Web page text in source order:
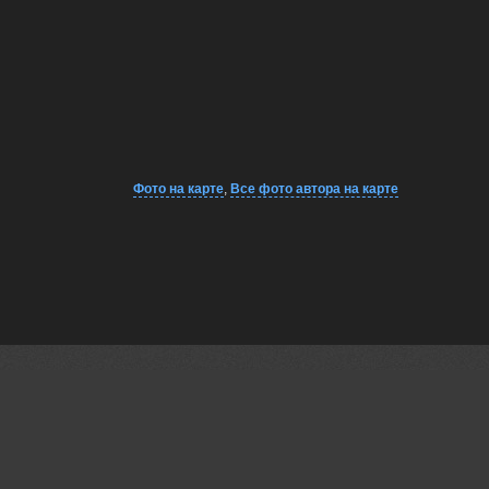
Фото на карте, Все фото автора на карте